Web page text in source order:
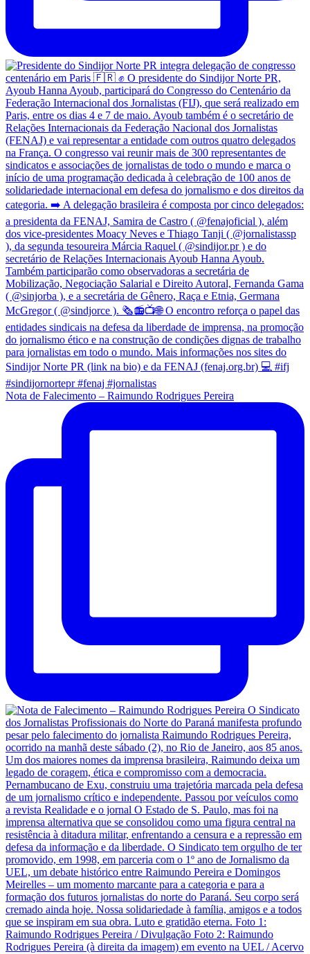
Nota de Falecimento – Raimundo Rodrigues Pereira